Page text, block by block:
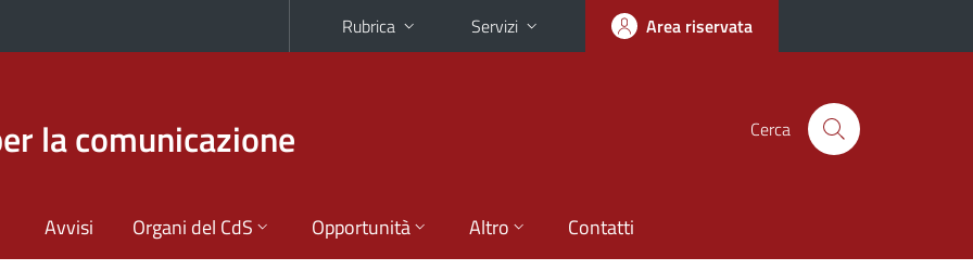
Rubrica Servizi Area riservata
la comunicazione Cerca
Avvisi Organi del CdS Opportunità Altro Contatti